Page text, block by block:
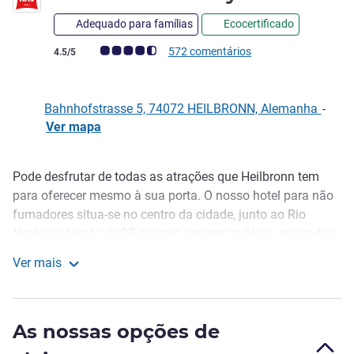
Adequado para famílias Ecocertificado
Nota clientes Avis (Classificação ALL)
4.5/5 572 comentários
Bahnhofstrasse 5, 74072 HEILBRONN, Alemanha -
Ver mapa
Descrição
Pode desfrutar de todas as atrações que Heilbronn tem
para oferecer mesmo à sua porta. O nosso hotel para não
fumadores situa-se no centro da cidade, junto ao Rio
cidade vinícola de Heilbronn e o Science Center
vistas deslumbrantes sobre Heilbronn e a área em redor.
Ver mais
As nossas opções de